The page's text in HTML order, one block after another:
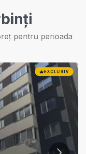
pentru perioada
EXCLUSIV